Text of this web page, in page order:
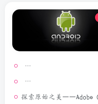
探索原始之美——Adobe